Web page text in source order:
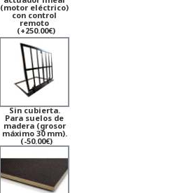
(motor eléctrico)
con control
remoto
(+250.00€)
Sin cubierta.
Para suelos de
madera (grosor
máximo 30 mm).
(-50.00€)